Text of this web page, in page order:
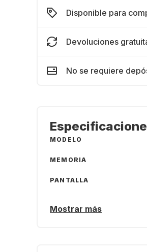
Disponible para
Devoluciones
No se requiere
MODELO
MEMORIA
PANTALLA
Mostrar más